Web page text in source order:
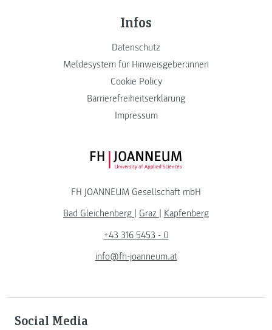
Infos
Datenschutz
Meldesystem für Hinweisgeber:innen
Cookie Policy
Barrierefreiheitserklärung
Impressum
FH JOANNEUM Logo
FH JOANNEUM Gesellschaft mbH
Bad Gleichenberg
Graz
Kapfenberg
+43 316 5453 - 0
info@fh-joanneum.at
Social Media